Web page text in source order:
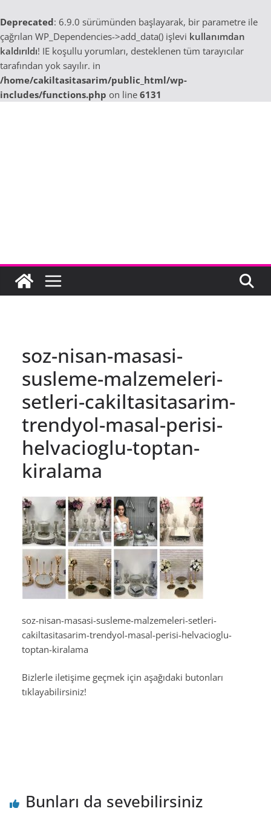
Deprecated: 6.9.0 sürümünden başlayarak, bir parametre ile
çağrılan WP_Dependencies->add_data() işlevi kullanımdan
kaldırıldı! IE koşullu yorumları, desteklenen tüm tarayıcılar
tarafından yok sayılır. in
/home/cakiltasitasarim/public_html/wp-
includes/functions.php on line 6131
soz-nisan-masasi-
susleme-malzemeleri-
setleri-cakiltasitasarim-
trendyol-masal-perisi-
helvacioglu-toptan-
kiralama
soz-nisan-masasi-susleme-malzemeleri-setleri-
cakiltasitasarim-trendyol-masal-perisi-helvacioglu-
toptan-kiralama
Bizlerle iletişime geçmek için aşağıdaki butonları
tıklayabilirsiniz!
Bunları da sevebilirsiniz